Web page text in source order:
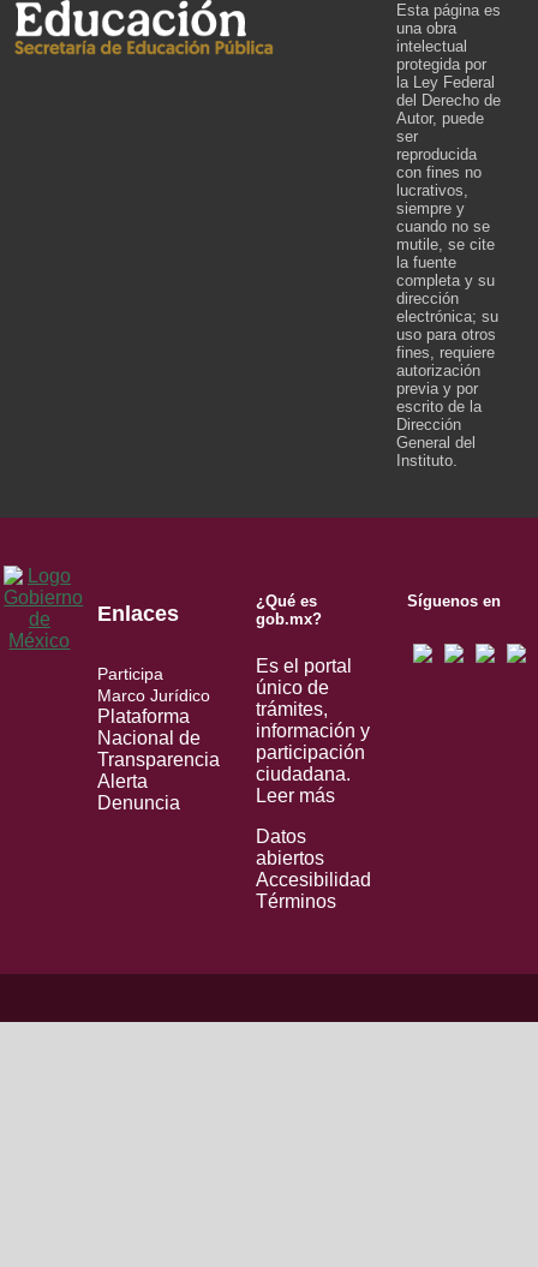
Esta página es
una obra
intelectual
protegida por
la Ley Federal
del Derecho de
Autor, puede
ser
reproducida
con fines no
lucrativos,
siempre y
cuando no se
mutile, se cite
la fuente
completa y su
dirección
electrónica; su
uso para otros
fines, requiere
autorización
previa y por
escrito de la
Dirección
General del
Instituto.
Enlaces
Participa
Marco Jurídico
Plataforma
Nacional de
Transparencia
Alerta
Denuncia
¿Qué es
gob.mx?
Es el portal
único de
trámites,
información y
participación
ciudadana.
Leer más
Datos
abiertos
Accesibilidad
Términos
Síguenos en